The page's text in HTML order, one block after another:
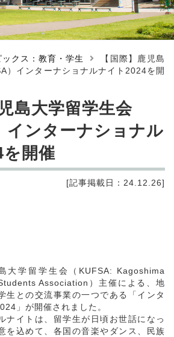
ックス：教育・学生
【国際】鹿児島
）インターナショナルナイト2024を開
島大学留学生会
インターナショナル
開催
[記事掲載日：24.12.26]
学留学生会（KUFSA: Kagoshima
Association）主催による、地
生との交流事業の一つである「インタ
」が開催されました。
イトは、留学生が日頃お世話になっ
を込めて、各国の音楽やダンス、民族